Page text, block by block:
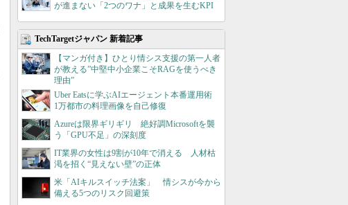
が進まない「2つのワナ」と成果を生むKPI
TechTargetジャパン 新着記事
【マンガ付き】ひとり情シス支援の第一人者
が教える”中堅中小企業こそRAGを使うべき
理由”
Uber Eatsに学ぶAIエージェント本番運用術
1万都市の料理画像を自己修復
Azureは限界ギリギリ 絶好調Microsoftを襲
う「GPU不足」の深刻度
IT業界の女性は9割が10年で消える 人材枯
渇を招く“見えない壁”の正体
米「AIキルスイッチ法案」 情シスが今から
備える5つのリスク回避策